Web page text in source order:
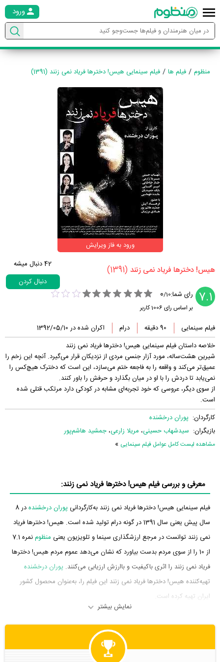
ورود
منظوم فیلم ها فیلم سینمایی هیس! دخترها فریاد نمی زنند (1391)
ورود به فاز ویرایش
‏هیس! دخترها فریاد نمی زنند‏ (1391)
42دنبال میشه
دنبال کردن
7.1 رای شما: 0/10
بر اساس رای 1006کاربر
فیلم سینمایی 90 دقیقه درام
اکران شده در 1392/05/10
خلاصه داستان فیلم سینمایی هیس! دخترها فریاد نمی زنند
شیرین هشت‌ساله، مورد آزار جنسی مردی از نزدیکان قرار می‌گیرد. آنچه این زخم را
عمیق‌تر می‌کند و واقعه را به فاجعه ختم می‌سازد، این است که دخترک هیچ‌کس را
نمی‌یابد تا دردش را با او در میان بگذارد و حرفش را باور کنند.
از سوی دیگر، عروسی که خود تجربه‌ای مشابه در کودکی دارد مرتکب قتلی شده
است.
کارگردان: پوران درخشنده
بازیگران: سید‌شهاب حسینی، مریلا زارعی، جمشید هاشم‌پور
مشاهده لیست کامل عوامل فیلم سینمایی »
معرفی و بررسی فیلم هیس! دخترها فریاد نمی زنند:
فیلم سینمایی هیس! دخترها فریاد نمی زنند به‌کارگردانی پوران درخشنده
در 8
سال پیش یعنی سال 1391 در گونه درام تولید شده است. هیس! دخترها فریاد
نمی زنند توانست در مرجع ارزشگذاری سینما و تلویزیون یعنی منظوم
نمره 7.1
از 10 را از سوی مردم بدست بیاورد که نشان می‌دهد عموم مردم هیس! دخترها
فریاد نمی زنند را اثری باکیفیت و باارزش ارزیابی می‌کنند. پوران درخشنده
تهیه‌کننده هیس! دخترها فریاد نمی زنند این فیلم را، به‌عنوان محصول کشور
ایران تهیه کرده است.
بازیگران فیلم هیس! دخترها فریاد نمی زنند چه کسانی هستند؟ در هیس!
دخترها فریاد نمی زنند بازیگرانی چون سید‌شهاب حسینی
نمایش بیشتر